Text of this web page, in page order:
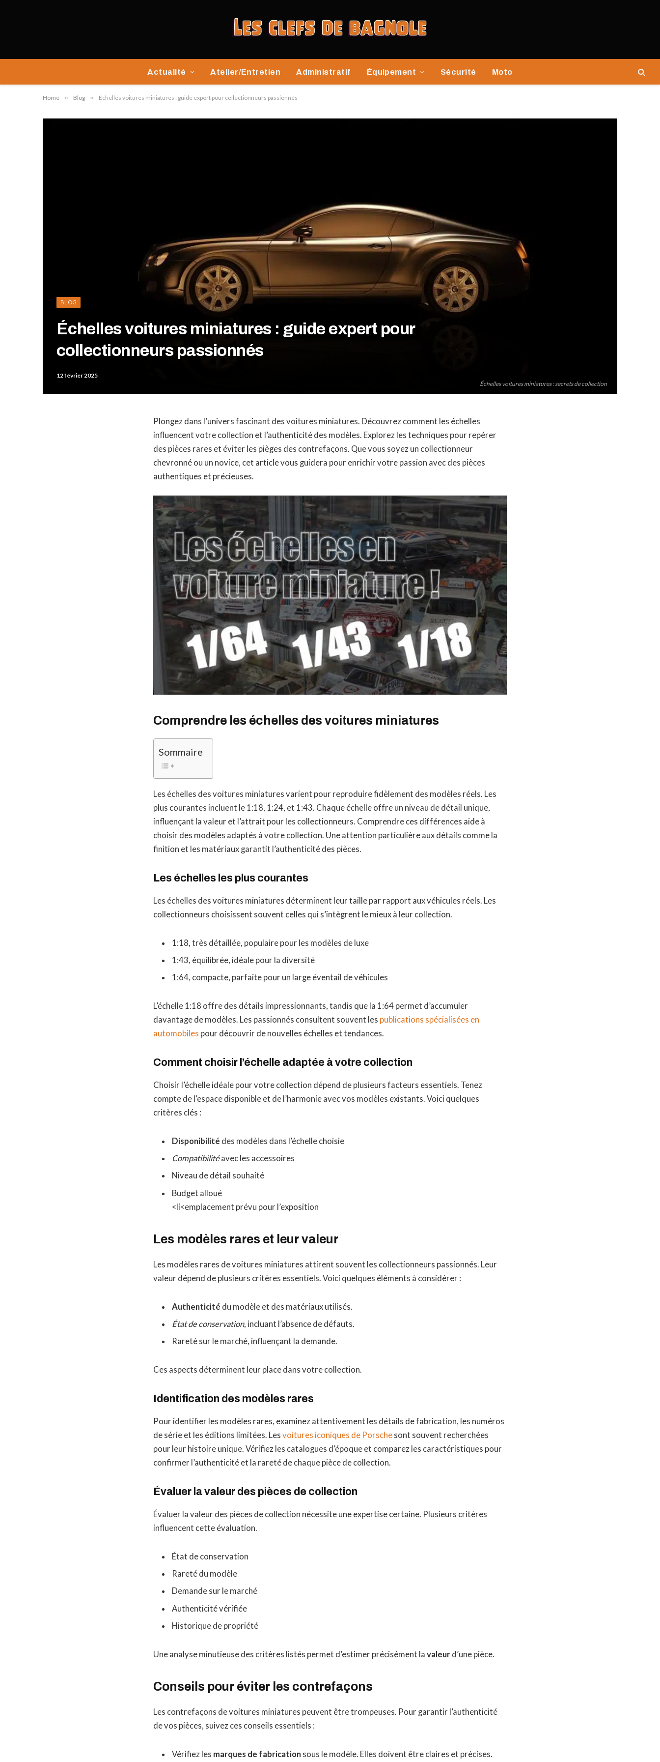
Actualité Atelier/Entretien Administratif Équipement Sécurité Moto
Home » Blog » Échelles voitures miniatures : guide expert pour collectionneurs passionnés
Échelles voitures miniatures : secrets de collection
BLOG
Échelles voitures miniatures : guide expert pour
collectionneurs passionnés
12 février 2025
Plongez dans l’univers fascinant des voitures miniatures. Découvrez comment les échelles
influencent votre collection et l’authenticité des modèles. Explorez les techniques pour repérer
des pièces rares et éviter les pièges des contrefaçons. Que vous soyez un collectionneur
chevronné ou un novice, cet article vous guidera pour enrichir votre passion avec des pièces
authentiques et précieuses.
Comprendre les échelles des voitures miniatures
Sommaire
Les échelles des voitures miniatures varient pour reproduire fidèlement des modèles réels. Les
plus courantes incluent le 1:18, 1:24, et 1:43. Chaque échelle offre un niveau de détail unique,
influençant la valeur et l’attrait pour les collectionneurs. Comprendre ces différences aide à
choisir des modèles adaptés à votre collection. Une attention particulière aux détails comme la
finition et les matériaux garantit l’authenticité des pièces.
Les échelles les plus courantes
Les échelles des voitures miniatures déterminent leur taille par rapport aux véhicules réels. Les
collectionneurs choisissent souvent celles qui s’intègrent le mieux à leur collection.
1:18, très détaillée, populaire pour les modèles de luxe
1:43, équilibrée, idéale pour la diversité
1:64, compacte, parfaite pour un large éventail de véhicules
L’échelle 1:18 offre des détails impressionnants, tandis que la 1:64 permet d’accumuler
davantage de modèles. Les passionnés consultent souvent les publications spécialisées en
automobiles pour découvrir de nouvelles échelles et tendances.
Comment choisir l’échelle adaptée à votre collection
Choisir l’échelle idéale pour votre collection dépend de plusieurs facteurs essentiels. Tenez
compte de l’espace disponible et de l’harmonie avec vos modèles existants. Voici quelques
critères clés :
Disponibilité des modèles dans l’échelle choisie
Compatibilitéavec les accessoires
Niveau de détail souhaité
Budget alloué
<li<emplacement prévu pour l’exposition
Les modèles rares et leur valeur
Les modèles rares de voitures miniatures attirent souvent les collectionneurs passionnés. Leur
valeur dépend de plusieurs critères essentiels. Voici quelques éléments à considérer :
Authenticité du modèle et des matériaux utilisés.
État de conservation, incluant l’absence de défauts.
Rareté sur le marché, influençant la demande.
Ces aspects déterminent leur place dans votre collection.
Identification des modèles rares
Pour identifier les modèles rares, examinez attentivement les détails de fabrication, les numéros
de série et les éditions limitées. Les voitures iconiques de Porsche sont souvent recherchées
pour leur histoire unique. Vérifiez les catalogues d’époque et comparez les caractéristiques pour
confirmer l’authenticité et la rareté de chaque pièce de collection.
Évaluer la valeur des pièces de collection
Évaluer la valeur des pièces de collection nécessite une expertise certaine. Plusieurs critères
influencent cette évaluation.
État de conservation
Rareté du modèle
Demande sur le marché
Authenticité vérifiée
Historique de propriété
Une analyse minutieuse des critères listés permet d’estimer précisément la valeur d’une pièce.
Conseils pour éviter les contrefaçons
Les contrefaçons de voitures miniatures peuvent être trompeuses. Pour garantir l’authenticité
de vos pièces, suivez ces conseils essentiels :
Vérifiez les marques de fabrication sous le modèle. Elles doivent être claires et précises.